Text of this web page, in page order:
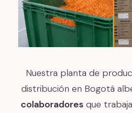
Nuestra planta de
distribución en Bogotá
colaboradoresque